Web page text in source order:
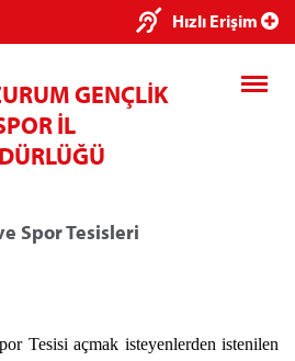
Hızlı Erişim
GENÇLİK
İL
Spor Tesisleri
Tesisi açmak isteyenlerden istenilen
×
Spor Bilgi